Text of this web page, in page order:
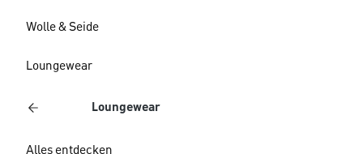
Wolle & Seide
Loungewear
Loungewear
Alles entdecken